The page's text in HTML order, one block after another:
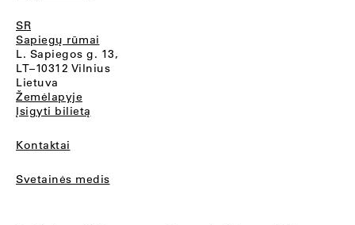
SR
Sapiegų rūmai
L. Sapiegos g. 13,
LT–10312 Vilnius
Lietuva
Žemėlapyje
Įsigyti bilietą
Kontaktai
Svetainės medis